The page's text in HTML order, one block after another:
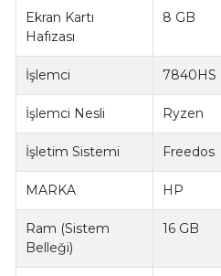
Ekran Kartı
Hafızası
8 GB
İşlemci 7840HS
İşlemci Nesli Ryzen
İşletim Sistemi Freedos
MARKA HP
Ram (Sistem
Belleği)
16 GB